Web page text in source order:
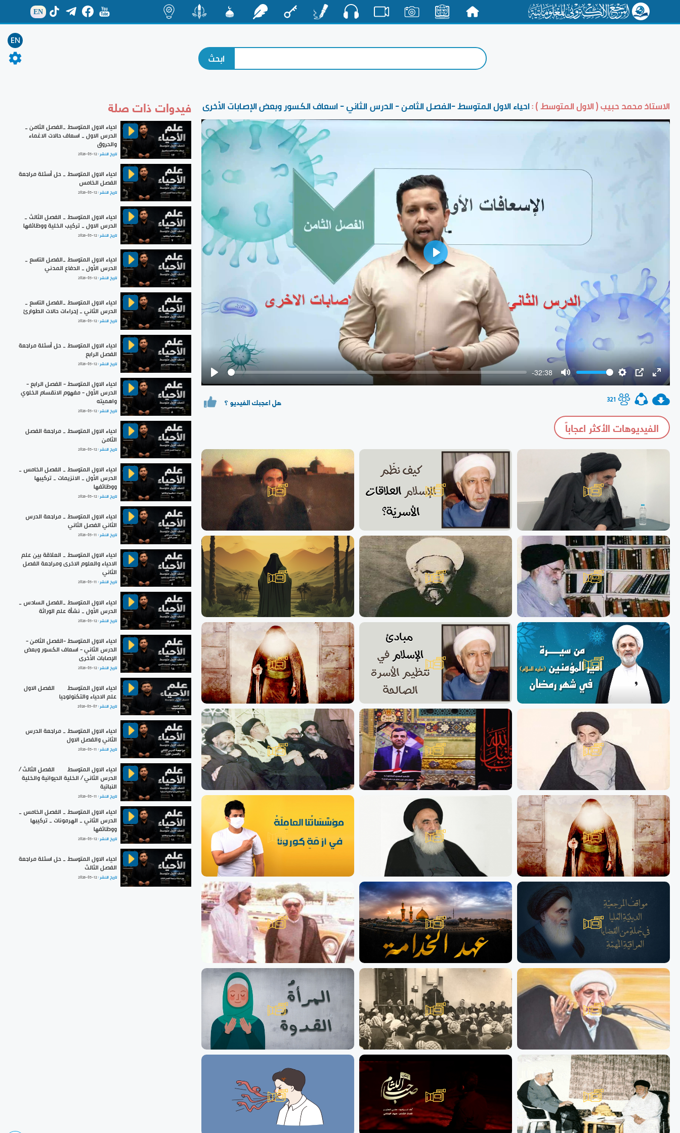
EN
EN
الاستاذ محمد حبيب ( الاول المتوسط ) :احياء الاول المتوسط -الفصل الثامن - الدرس الثاني - اسعاف الكسور وبعض الإصابات الأخرى
Play
-32:38
Mute
Settings
PIP Enter
Play
321 هل اعجبك الفيديو ؟
الفيديوهات الأكثر اعجاباً
فيدوات ذات صلة
احياء الاول المتوسط _الفصل الثامن _
الدرس الاول _ اسعاف حالات الاغماء
والحروق
تاريخ النشر :2026-05-12
احياء الاول المتوسط _ حل أسئلة مراجعة
الفصل الخامس
تاريخ النشر :2026-05-12
احياء الاول المتوسط _ الفصل الثالث _
الدرس الاول _ تركيب الخلية ووظائفها
تاريخ النشر :2026-05-12
احياء الاول المتوسط _الفصل التاسع _
الدرس الأول _ الدفاع المدني
تاريخ النشر :2026-05-12
احياء الاول المتوسط _الفصل التاسع _
الدرس الثاني _ إجراءات حالات الطوارئ
تاريخ النشر :2026-05-12
احياء الاول المتوسط _ حل أسئلة مراجعة
الفصل الرابع
تاريخ النشر :2026-05-12
احياء الاول المتوسط - الفصل الرابع -
الدرس الأول - مفهوم الانقسام الخلوي
واهميته
تاريخ النشر :2026-05-12
احياء الاول المتوسط _ مراجعة الفصل
الثامن
تاريخ النشر :2026-05-12
احياء الاول المتوسط _ الفصل الخامس _
الدرس الأول _ الانزيمات _ تركيبها
ووظائفها
تاريخ النشر :2026-05-12
احياء الاول المتوسط _ مراجعة الدرس
الثاني الفصل الثاني
تاريخ النشر : 2026-05-11
احياء الاول المتوسط _ العلاقة بين علم
الاحياء والعلوم الاخرى ومراجعة الفصل
الثاني
تاريخ النشر : 2026-05-11
احياء الاول المتوسط _الفصل السادس _
الدرس الأول _ نشأة علم الوراثة
تاريخ النشر :2026-05-12
احياء الاول المتوسط -الفصل الثامن -
الدرس الثاني - اسعاف الكسور وبعض
الإصابات الأخرى
تاريخ النشر :2026-05-12
احياء الاول المتوسط | الفصل الاول |
علم الاحياء والتكنولوجيا
تاريخ النشر :2026-05-07
احياء الاول المتوسط _ مراجعة الدرس
الثاني والفصل الاول
تاريخ النشر : 2026-05-11
احياء الاول المتوسط | الفصل الثالث /
الدرس الثاني / الخلية الحيوانية والخلية
النباتية
تاريخ النشر : 2026-05-11
احياء الاول المتوسط _ الفصل الخامس _
الدرس الثاني _ الهرمونات _ تركيبها
ووظائفها
تاريخ النشر :2026-05-12
احياء الاول المتوسط _ حل اسئلة مراجعة
الفصل الثالث
تاريخ النشر :2026-05-12